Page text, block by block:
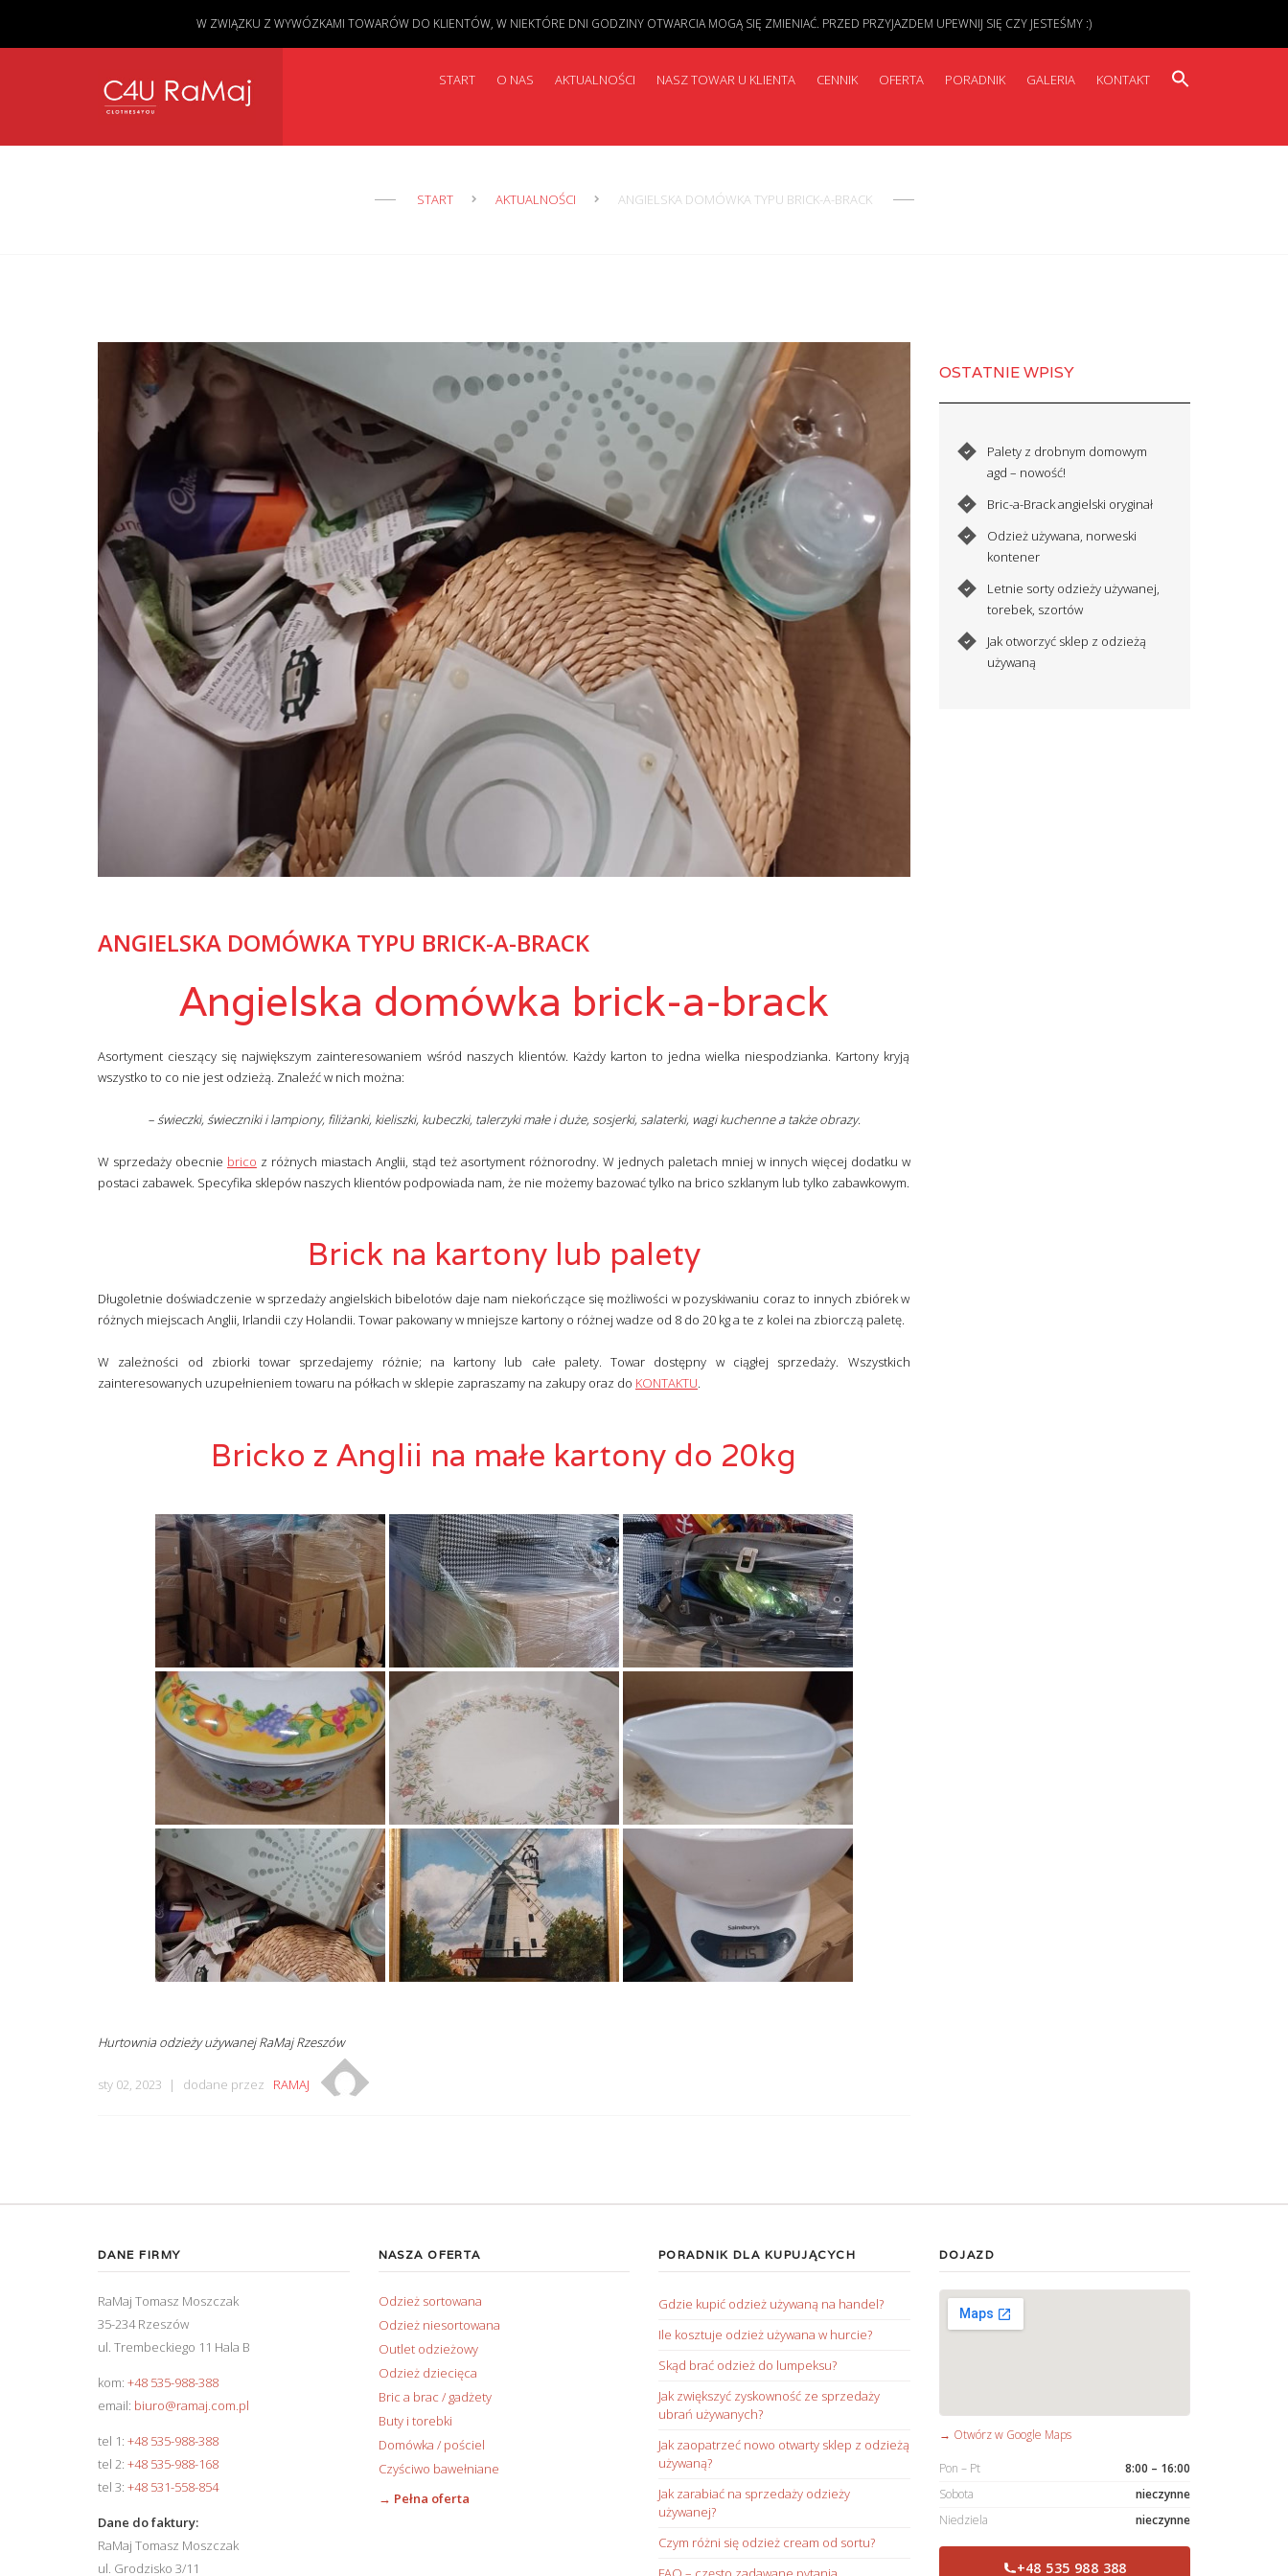
START O NAS AKTUALNOŚCI NASZ TOWAR U KLIENTA CENNIK OFERTA PORADNIK GALERIA KONTAKT
START AKTUALNOŚCI ANGIELSKA DOMÓWKA TYPU BRICK-A-BRACK
ANGIELSKA DOMÓWKA TYPU BRICK-A-BRACK
Angielska domówka brick-a-brack
Asortyment cieszący się największym zainteresowaniem wśród naszych klientów. Każdy karton to jedna wielka niespodzianka. Kartony kryją
wszystko to co nie jest odzieżą. Znaleźć w nich można:
– świeczki, świeczniki i lampiony, filiżanki, kieliszki, kubeczki, talerzyki małe i duże, sosjerki, salaterki, wagi kuchenne a także obrazy.
W sprzedaży obecnie brico z różnych miastach Anglii, stąd też asortyment różnorodny. W jednych paletach mniej w innych więcej dodatku w
postaci zabawek. Specyfika sklepów naszych klientów podpowiada nam, że nie możemy bazować tylko na brico szklanym lub tylko zabawkowym.
Brick na kartony lub palety
Długoletnie doświadczenie w sprzedaży angielskich bibelotów daje nam niekończące się możliwości w pozyskiwaniu coraz to innych zbiórek w
różnych miejscach Anglii, Irlandii czy Holandii. Towar pakowany w mniejsze kartony o różnej wadze od 8 do 20 kg a te z kolei na zbiorczą paletę.
W zależności od zbiorki towar sprzedajemy różnie; na kartony lub całe palety. Towar dostępny w ciągłej sprzedaży. Wszystkich
zainteresowanych uzupełnieniem towaru na półkach w sklepie zapraszamy na zakupy oraz do KONTAKTU.
Bricko z Anglii na małe kartony do 20kg
Hurtownia odzieży używanej RaMaj Rzeszów
sty 02, 2023 dodane przez RAMAJ
OSTATNIE WPISY
Palety z drobnym domowym
agd – nowość!
Bric-a-Brack angielski oryginał
Odzież używana, norweski
kontener
Letnie sorty odzieży używanej,
torebek, szortów
Jak otworzyć sklep z odzieżą
używaną
DANE FIRMY
RaMaj Tomasz Moszczak
35-234 Rzeszów
ul. Trembeckiego 11 Hala B
kom: +48 535-988-388
email: biuro@ramaj.com.pl
tel 1: +48 535-988-388
tel 2: +48 535-988-168
tel 3: +48 531-558-854
Dane do faktury:
RaMaj Tomasz Moszczak
ul. Grodzisko 3/11
NASZA OFERTA
Odzież sortowana
Odzież niesortowana
Outlet odzieżowy
Odzież dziecięca
Bric a brac / gadżety
Buty i torebki
Domówka / pościel
Czyściwo bawełniane
→ Pełna oferta
PORADNIK DLA KUPUJĄCYCH
Gdzie kupić odzież używaną na handel?
Ile kosztuje odzież używana w hurcie?
Skąd brać odzież do lumpeksu?
Jak zwiększyć zyskowność ze sprzedaży
ubrań używanych?
Jak zaopatrzeć nowo otwarty sklep z odzieżą
używaną?
Jak zarabiać na sprzedaży odzieży
używanej?
Czym różni się odzież cream od sortu?
DOJAZD
→ Otwórz w Google Maps
Pon – Pt
8:00 – 16:00
Sobota
nieczynne
Niedziela
nieczynne
+48 535 988 388
W ZWIĄZKU Z WYWÓZKAMI TOWARÓW DO KLIENTÓW, W NIEKTÓRE DNI GODZINY OTWARCIA MOGĄ SIĘ ZMIENIAĆ. PRZED PRZYJAZDEM UPEWNIJ SIĘ CZY JESTEŚMY :)